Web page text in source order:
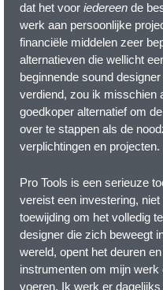
dat het voor iedereen de
werk aan persoonlijke
financiële middelen zeer
alternatieven die wellicht
beginnende sound
verdiend, zou ik misschien
goedkoper alternatief om
over te stappen als de
verplichtingen en projecten.
Pro Tools is een serieuze
vereist een investering,
toewijding om het volledig
designer die zich beweegt
wereld, opent het deuren
instrumenten om mijn
voeren. Ik werk er